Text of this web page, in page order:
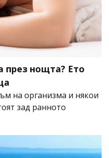
през нощта? Ето
на организма и някои
зад ранното